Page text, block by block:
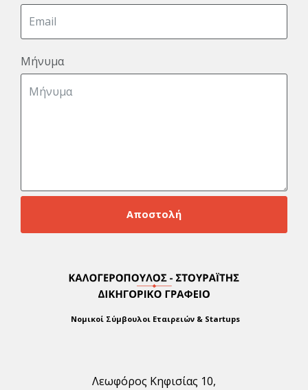
Νομικοί Σύμβουλοι Εταιρειών & Startups
Λεωφόρος Κηφισίας 10,
Μήνυμα
Αποστολή